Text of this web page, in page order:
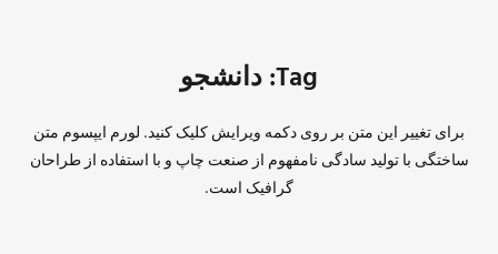
Tag: دانشجو
برای تغییر این متن بر روی دکمه ویرایش کلیک کنید. لورم ایپسوم متن
ساختگی با تولید سادگی نامفهوم از صنعت چاپ و با استفاده از طراحان
گرافیک است.